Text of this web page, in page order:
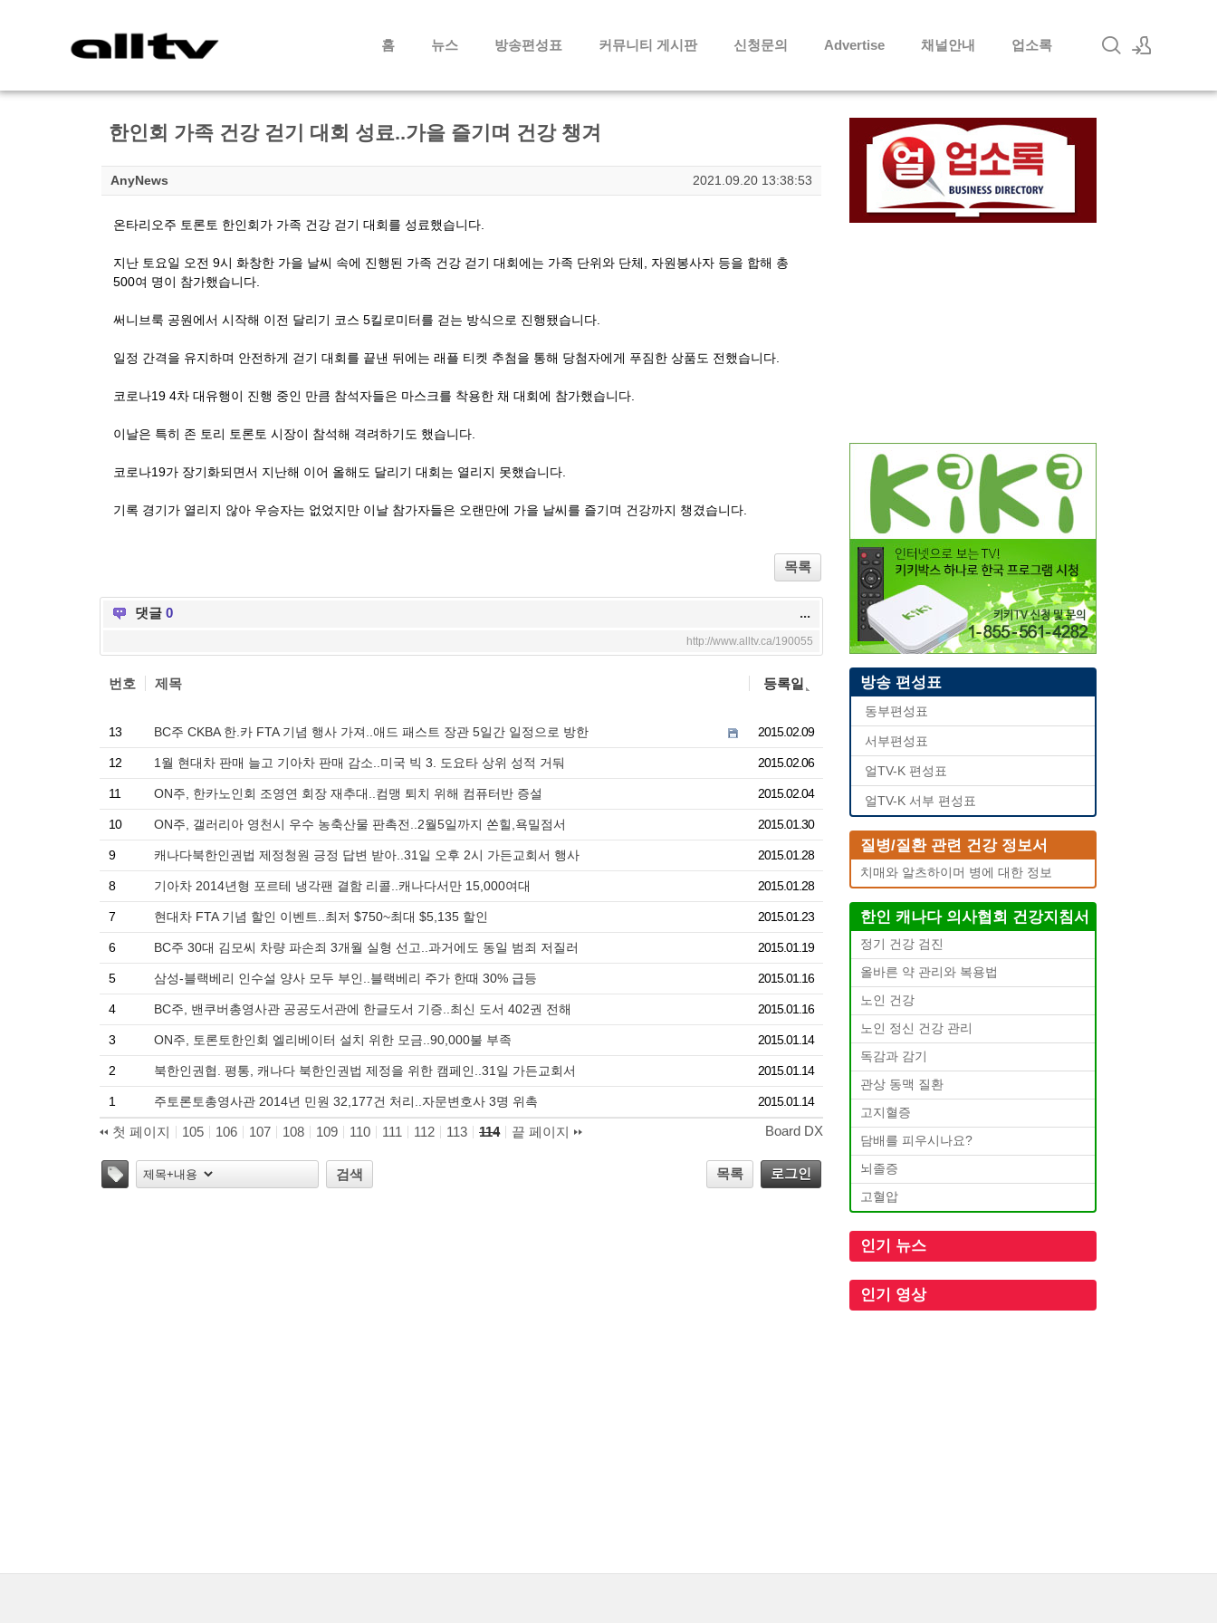
로그인
회원가입
홈 뉴스 방송편성표 커뮤니티 게시판 신청문의 Advertise 채널안내 업소록
한인회 가족 건강 걷기 대회 성료..가을 즐기며 건강 챙겨
AnyNews 2021.09.20 13:38:53
온타리오주 토론토 한인회가 가족 건강 걷기 대회를 성료했습니다.
지난 토요일 오전 9시 화창한 가을 날씨 속에 진행된 가족 건강 걷기 대회에는 가족 단위와 단체, 자원봉사자 등을 합해 총
500여 명이 참가했습니다.
써니브룩 공원에서 시작해 이전 달리기 코스 5킬로미터를 걷는 방식으로 진행됐습니다.
일정 간격을 유지하며 안전하게 걷기 대회를 끝낸 뒤에는 래플 티켓 추첨을 통해 당첨자에게 푸짐한 상품도 전했습니다.
코로나19 4차 대유행이 진행 중인 만큼 참석자들은 마스크를 착용한 채 대회에 참가했습니다.
이날은 특히 존 토리 토론토 시장이 참석해 격려하기도 했습니다.
코로나19가 장기화되면서 지난해 이어 올해도 달리기 대회는 열리지 못했습니다.
기록 경기가 열리지 않아 우승자는 없었지만 이날 참가자들은 오랜만에 가을 날씨를 즐기며 건강까지 챙겼습니다.
목록
댓글 0 ...
http://www.alltv.ca/190055
번호 제목 등록일
13 BC주 CKBA 한.카 FTA 기념 행사 가져..애드 패스트 장관 5일간 일정으로 방한 2015.02.09
12 1월 현대차 판매 늘고 기아차 판매 감소..미국 빅 3. 도요타 상위 성적 거둬 2015.02.06
11 ON주, 한카노인회 조영연 회장 재추대..컴맹 퇴치 위해 컴퓨터반 증설 2015.02.04
10 ON주, 갤러리아 영천시 우수 농축산물 판촉전..2월5일까지 쏜힐,욕밀점서 2015.01.30
9 캐나다북한인권법 제정청원 긍정 답변 받아..31일 오후 2시 가든교회서 행사 2015.01.28
8 기아차 2014년형 포르테 냉각팬 결함 리콜..캐나다서만 15,000여대 2015.01.28
7 현대차 FTA 기념 할인 이벤트..최저 $750~최대 $5,135 할인 2015.01.23
6 BC주 30대 김모씨 차량 파손죄 3개월 실형 선고..과거에도 동일 범죄 저질러 2015.01.19
5 삼성-블랙베리 인수설 양사 모두 부인..블랙베리 주가 한때 30% 급등 2015.01.16
4 BC주, 밴쿠버총영사관 공공도서관에 한글도서 기증..최신 도서 402권 전해 2015.01.16
3 ON주, 토론토한인회 엘리베이터 설치 위한 모금..90,000불 부족 2015.01.14
2 북한인권협. 평통, 캐나다 북한인권법 제정을 위한 캠페인..31일 가든교회서 2015.01.14
1 주토론토총영사관 2014년 민원 32,177건 처리..자문변호사 3명 위촉 2015.01.14
첫 페이지 105 106 107 108 109 110 111 112 113 114 끝 페이지
Board DX
검색
목록 로그인
방송 편성표
동부편성표
서부편성표
얼TV-K 편성표
얼TV-K 서부 편성표
질병/질환 관련 건강 정보서
치매와 알츠하이머 병에 대한 정보
한인 캐나다 의사협회 건강지침서
정기 건강 검진
올바른 약 관리와 복용법
노인 건강
노인 정신 건강 관리
독감과 감기
관상 동맥 질환
고지혈증
담배를 피우시나요?
뇌졸증
고혈압
인기 뉴스
인기 영상